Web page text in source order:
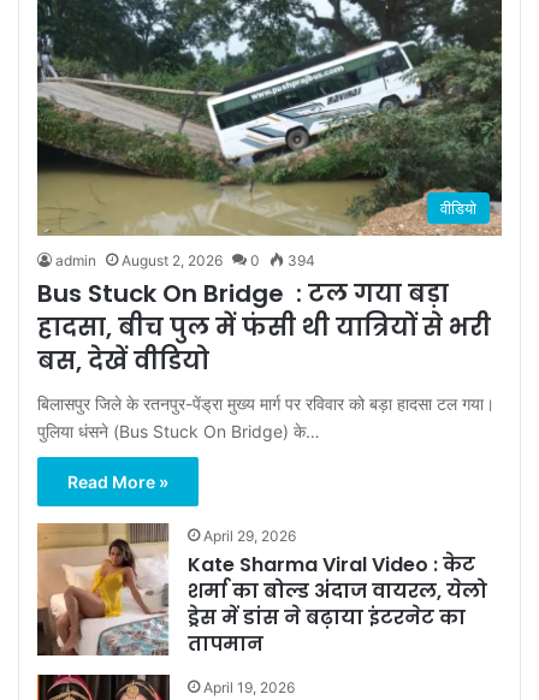
वीडियो
admin August 2, 2026 0 394
Bus Stuck On Bridge : टल गया बड़ा
हादसा, बीच पुल में फंसी थी यात्रियों से भरी
बस, देखें वीडियो
बिलासपुर जिले के रतनपुर-पेंड्रा मुख्य मार्ग पर रविवार को बड़ा हादसा टल गया।
पुलिया धंसने (Bus Stuck On Bridge) के…
Read More »
April 29, 2026
Kate Sharma Viral Video : केट
शर्मा का बोल्ड अंदाज वायरल, येलो
ड्रेस में डांस ने बढ़ाया इंटरनेट का
तापमान
April 19, 2026